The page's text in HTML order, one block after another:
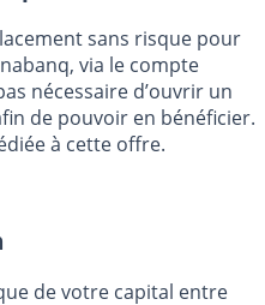
pendant 6 mois
sans risque pour
via le compte
nécessaire d’ouvrir un
à cette offre.